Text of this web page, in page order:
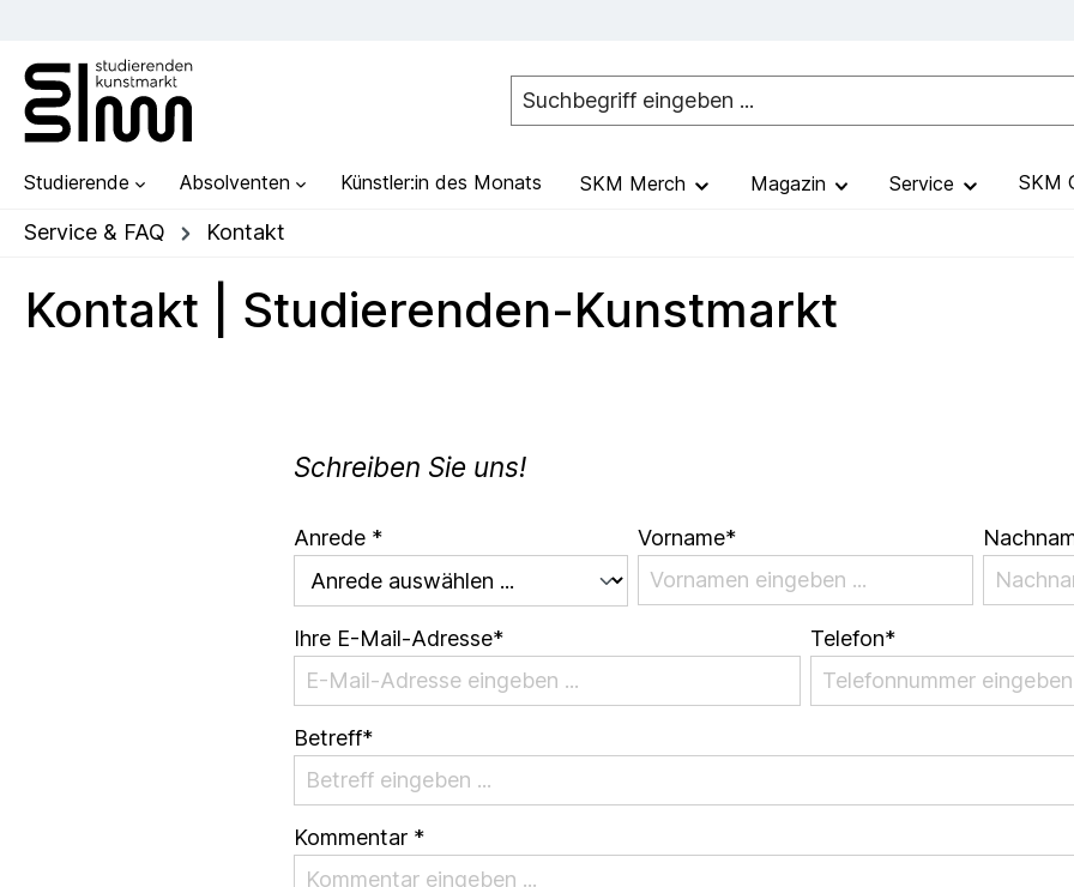
Studierende Absolventen Künstler:in des Monats SKM Merch Magazin Service SKM
Service & FAQ Kontakt
Kontakt | Studierenden-Kunstmarkt
Schreiben Sie uns!
Anrede * Vorname*
Ihre E-Mail-Adresse* Telefon*
Betreff*
Kommentar *